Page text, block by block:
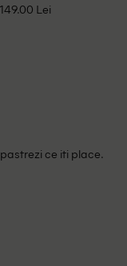
Lei
ce iti place.